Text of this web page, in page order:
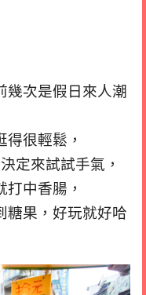
幾次是假日來人潮
很輕鬆，
定來試試手氣，
中香腸，
糖果，好玩就好哈